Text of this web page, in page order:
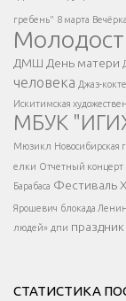
Напишите нам
</span >
</
</
гребень" 8 марта Вечёрка
ДМШ День матери
человека Джаз-
Искитимская
МБУК
Мюзикл Новосибирская
елки Отчетный концерт
Барабаса Фестиваль
Ярошевич блокада
людей» дпи праздник
СТАТИСТИКА